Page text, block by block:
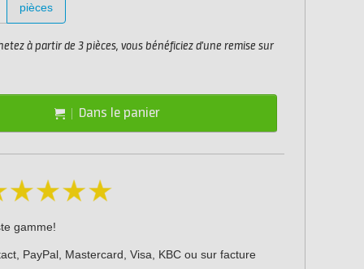
pièces
à partir de 3 pièces, vous bénéficiez d'une remise sur
Dans le panier
gamme!
PayPal, Mastercard, Visa, KBC ou sur facture